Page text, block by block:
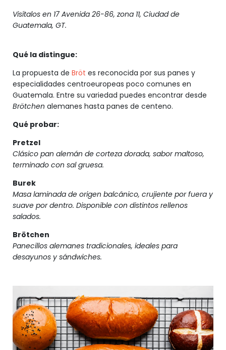
Visítalos en 17 Avenida 26-86, zona 11, Ciudad de
Guatemala, GT.
Qué la distingue:
La propuesta de Bröt es reconocida por sus panes y
especialidades centroeuropeas poco comunes en
Guatemala. Entre su variedad puedes encontrar desde
Brötchen alemanes hasta panes de centeno.
Qué probar:
Pretzel
Clásico pan alemán de corteza dorada, sabor maltoso,
terminado con sal gruesa.
Burek
Masa laminada de origen balcánico, crujiente por fuera y
suave por dentro. Disponible con distintos rellenos
salados.
Brötchen
Panecillos alemanes tradicionales, ideales para
desayunos y sándwiches.